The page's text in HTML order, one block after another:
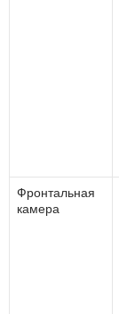
Фронтальная
камера